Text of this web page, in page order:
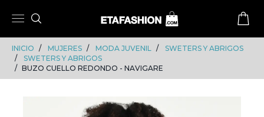
INICIO MUJERES MODA JUVENIL
SWETERS Y ABRIGOS
SWETERS Y ABRIGOS
BUZO CUELLO REDONDO - NAVIGARE